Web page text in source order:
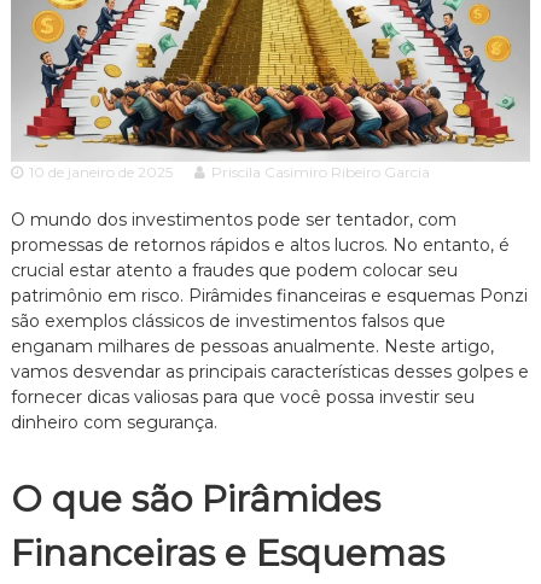
c
i
a
A
d
v
c
a
c
i
a
ã
o
P
a
u
l
o
e
c
i
a
l
i
d
D
i
e
10 de janeiro de 2025 Priscila Casimiro Ribeiro Garcia
O mundo dos investimentos pode ser tentador, com
promessas de retornos rápidos e altos lucros. No entanto, é
crucial estar atento a fraudes que podem colocar seu
patrimônio em risco. Pirâmides financeiras e esquemas Ponzi
são exemplos clássicos de investimentos falsos que
enganam milhares de pessoas anualmente. Neste artigo,
vamos desvendar as principais características desses golpes e
fornecer dicas valiosas para que você possa investir seu
dinheiro com segurança.
O que são Pirâmides
Financeiras e Esquemas